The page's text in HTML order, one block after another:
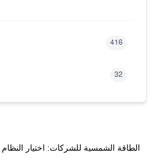
416
32
الطاقة الشمسية للشركات: اختيار